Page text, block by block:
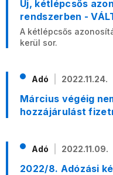
Új, kétlépcsős
rendszerben -
A kétlépcsős
kerül sor.
Adó 2022.11.24.
Március végéig
hozzájárulást
Adó 2022.11.09.
2022/8. Adózási